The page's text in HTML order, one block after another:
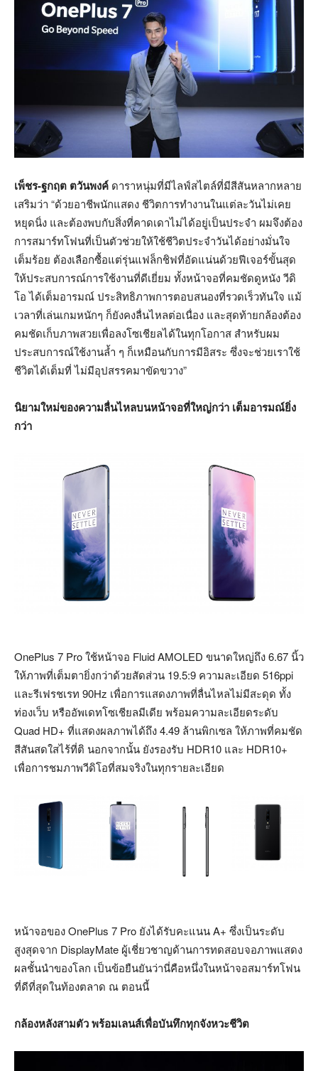
เพ็ชร-ฐกฤต ตวันพงค์ ดาราหนุ่มที่มีไลฟ์สไตล์ที่มีสีสันหลากหลาย
เสริมว่า “ด้วยอาชีพนักแสดง ชีวิตการทำงานในแต่ละวันไม่เคย
หยุดนิ่ง และต้องพบกับสิ่งที่คาดเดาไม่ได้อยู่เป็นประจำ ผมจึงต้อง
การสมาร์ทโฟนที่เป็นตัวช่วยให้ใช้ชีวิตประจำวันได้อย่างมั่นใจ
เต็มร้อย ต้องเลือกซื้อแต่รุ่นแฟล็กชิฟที่อัดแน่นด้วยฟีเจอร์ขั้นสุด
ให้ประสบการณ์การใช้งานที่ดีเยี่ยม ทั้งหน้าจอที่คมชัดดูหนัง วีดิ
โอ ได้เต็มอารมณ์ ประสิทธิภาพการตอบสนองที่รวดเร็วทันใจ แม้
เวลาที่เล่นเกมหนักๆ ก็ยังคงลื่นไหลต่อเนื่อง และสุดท้ายกล้องต้อง
คมชัดเก็บภาพสวยเพื่อลงโซเชียลได้ในทุกโอกาส สำหรับผม
ประสบการณ์ใช้งานล้ำ ๆ ก็เหมือนกับการมีอิสระ ซึ่งจะช่วยเราใช้
ชีวิตได้เต็มที่ ไม่มีอุปสรรคมาขัดขวาง”
นิยามใหม่ของความลื่นไหลบนหน้าจอที่ใหญ่กว่า เต็มอารมณ์ยิ่ง
กว่า
OnePlus 7 Pro ใช้หน้าจอ Fluid AMOLED ขนาดใหญ่ถึง 6.67 นิ้ว
ให้ภาพที่เต็มตายิ่งกว่าด้วยสัดส่วน 19.5:9 ความละเอียด 516ppi
และรีเฟรชเรท 90Hz เพื่อการแสดงภาพที่ลื่นไหลไม่มีสะดุด ทั้ง
ท่องเว็บ หรืออัพเดทโซเชียลมีเดีย พร้อมความละเอียดระดับ
Quad HD+ ที่แสดงผลภาพได้ถึง 4.49 ล้านพิกเซล ให้ภาพที่คมชัด
สีสันสดใสไร้ที่ติ นอกจากนั้น ยังรองรับ HDR10 และ HDR10+
เพื่อการชมภาพวีดิโอที่สมจริงในทุกรายละเอียด
หน้าจอของ OnePlus 7 Pro ยังได้รับคะแนน A+ ซึ่งเป็นระดับ
สูงสุดจาก DisplayMate ผู้เชี่ยวชาญด้านการทดสอบจอภาพแสดง
ผลชั้นนำของโลก เป็นข้อยืนยันว่านี่คือหนึ่งในหน้าจอสมาร์ทโฟน
ที่ดีที่สุดในท้องตลาด ณ ตอนนี้
กล้องหลังสามตัว พร้อมเลนส์เพื่อบันทึกทุกจังหวะชีวิต